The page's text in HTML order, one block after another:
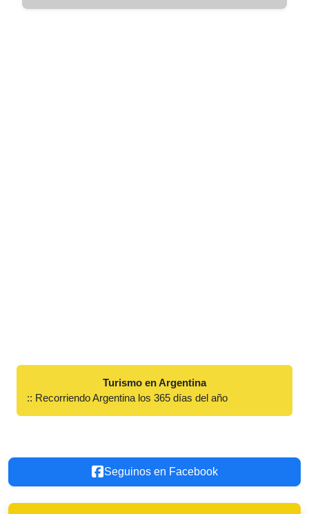
Turismo en Argentina
:: Recorriendo Argentina los 365 días del año
Seguinos en Facebook